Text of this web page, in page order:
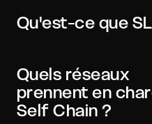
Qu'est-ce que
transferts, le trading et les
largement compatible
portefeuilles et
Quels réseaux
prennent en
Self Chain ?